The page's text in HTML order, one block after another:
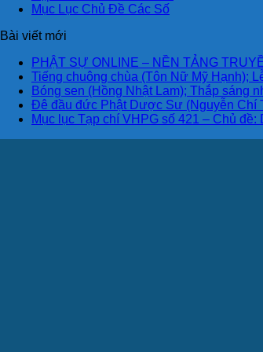
Mục Lục Chủ Đề Các Số
Bài viết mới
PHẬT SỰ ONLINE – NỀN TẢNG
Tiếng chuông chùa (Tôn Nữ Mỹ Hạnh);
Bóng sen (Hồng Nhật Lam); Thắp sáng
Đê đầu đức Phật Dược Sư (Nguyễn Chí
Mục lục Tạp chí VHPG số 421 – Chủ